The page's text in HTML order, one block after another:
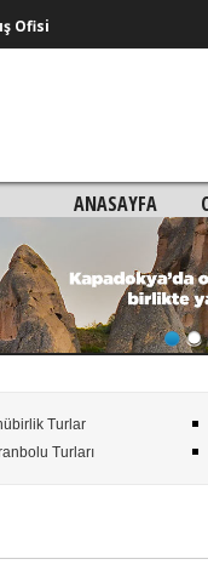
Ofisi
ANASAYFA
Turlar
Turları